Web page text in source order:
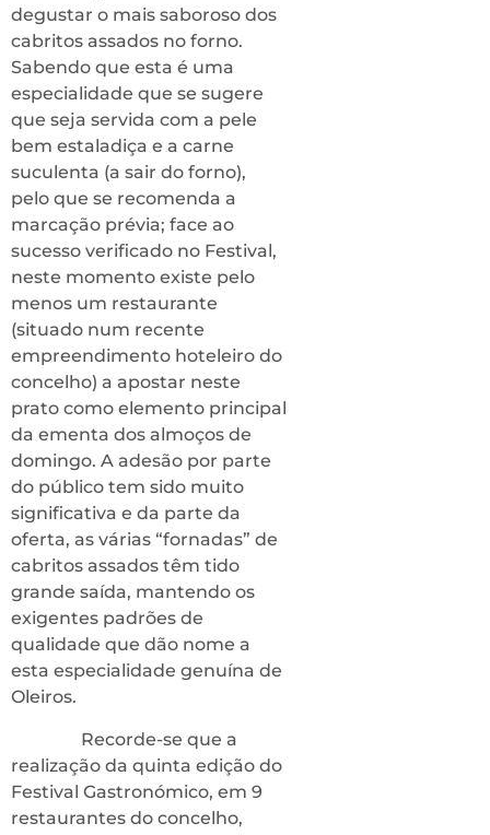
degustar o mais saboroso dos
cabritos assados no forno.
Sabendo que esta é uma
especialidade que se sugere
que seja servida com a pele
bem estaladiça e a carne
suculenta (a sair do forno),
pelo que se recomenda a
marcação prévia; face ao
sucesso verificado no Festival,
neste momento existe pelo
menos um restaurante
(situado num recente
empreendimento hoteleiro do
concelho) a apostar neste
prato como elemento principal
da ementa dos almoços de
domingo. A adesão por parte
do público tem sido muito
significativa e da parte da
oferta, as várias “fornadas” de
cabritos assados têm tido
grande saída, mantendo os
exigentes padrões de
qualidade que dão nome a
esta especialidade genuína de
Oleiros.
Recorde-se que a
realização da quinta edição do
Festival Gastronómico, em 9
restaurantes do concelho,